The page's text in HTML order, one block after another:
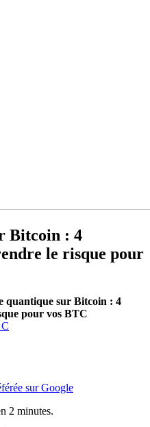
Bitcoin : 4
le risque pour
quantique sur Bitcoin : 4
pour vos BTC
sur Google
2 minutes.